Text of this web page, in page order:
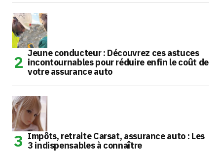
Jeune conducteur : Découvrez ces astuces
incontournables pour réduire enfin le coût de
votre assurance auto
Impôts, retraite Carsat, assurance auto : Les
3 indispensables à connaître